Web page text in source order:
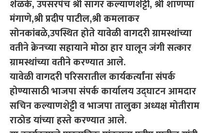
शेळके, उपसरपंच श्री सागर कल्याणशेट्टी, श्री शाणप्पा
मंगाणे,श्री प्रदीप पाटील,श्री कमलाकर
सोनकांबळे,उपस्थित होते यावेळी वागदरी ग्रामस्थांच्या
वतीने क्रेनच्या सहायाने मोठा हार घालून जंगी सत्कार
ग्रामस्थांच्या वतीने करण्यात आले.
यावेळी वागदरी परिसरातील कार्यकर्त्यांना संपर्क
होण्यासाठी भाजपा संपर्क कार्यालय उद्घाटन आमदार
सचिन कल्याणशेट्टी व भाजपा तालुका अध्यक्ष मोतीराम
राठोड यांच्या हस्ते करण्यात आले.